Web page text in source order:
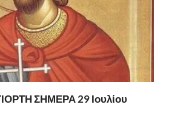
ΣΗΜΕΡΑ 29 Ιουλίου